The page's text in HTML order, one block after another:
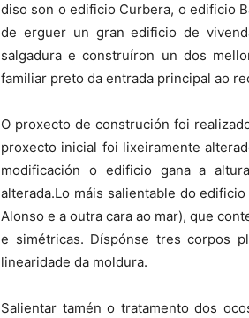
diso son o edificio Curbera, o edificio
de erguer un gran edificio de
salgadura e construíron un dos
familiar preto da entrada principal ao
O proxecto de construción foi
proxecto inicial foi lixeiramente
modificación o edificio gana a
alterada.Lo máis salientable do
Alonso e a outra cara ao mar), que
e simétricas. Díspónse tres corpos
linearidade da moldura.
Salientar tamén o tratamento dos